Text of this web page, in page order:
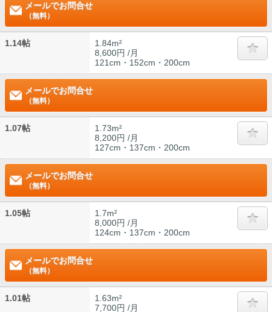
メールでお問合せ
（無料）
1.14帖
1.84m²
8,600円 /月
121cm・152cm・200cm
メールでお問合せ
（無料）
1.07帖
1.73m²
8,200円 /月
127cm・137cm・200cm
メールでお問合せ
（無料）
1.05帖
1.7m²
8,000円 /月
124cm・137cm・200cm
メールでお問合せ
（無料）
1.01帖
1.63m²
7,700円 /月